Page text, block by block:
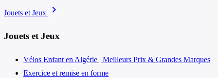
Jouets et Jeux chevron_right
Jouets et Jeux
Vélos Enfant en Algérie | Meilleurs Prix & Grandes Marques
Exercice et remise en forme